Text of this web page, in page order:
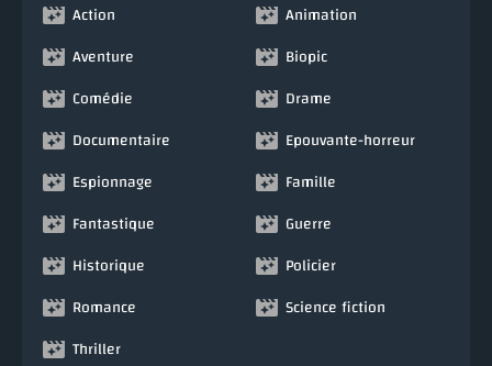
Action
Animation
Aventure
Biopic
Comédie
Drame
Documentaire
Epouvante-horreur
Espionnage
Famille
Fantastique
Guerre
Historique
Policier
Romance
Science fiction
Thriller